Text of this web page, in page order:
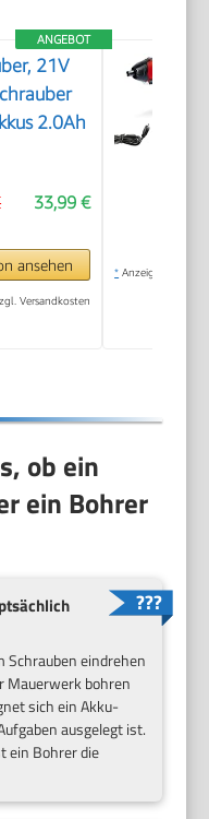
ANGEBOT
21V
2.0Ah
33,99 €
ansehen
Versandkosten
* Anzeige
ob ein
ein Bohrer
Schrauben eindrehen
Mauerwerk bohren
sich ein Akku-
ausgelegt ist.
ein Bohrer die